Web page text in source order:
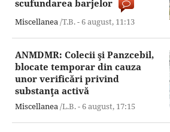
scufundarea barjelor
Miscellanea/T.B. -6 august, 11:13
ANMDMR: Colecii şi Panzcebil,
blocate temporar din cauza
unor verificări privind
substanţa activă
Miscellanea/L.B. -6 august, 17:15